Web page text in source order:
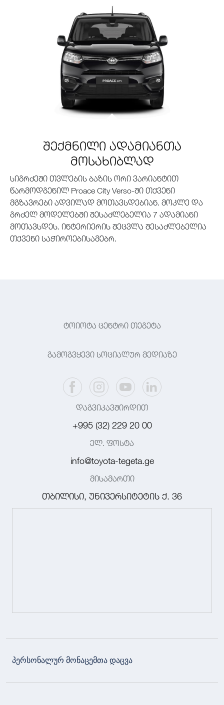
შექმნილი ადამიანთა
მოსახიბლად
სიგრძეში თვლების ბაზის ორი ვარიანტით
წარმოდგენილ Proace City Verso-ში თქვენი
მგზავრები ადვილად მოთავსდებიან. მოკლე და
გრძელ მოდელებში შესაძლებელია 7 ადამიანი
მოთავსდეს. ინტერიერის შეცვლა შესაძლებელია
თქვენი საჭიროებისამებრ.
ტოიოტა ცენტრი თეგეტა
გამოგვყევი სოციალურ მედიაზე
დაგვიკავშირდით
+995 (32) 229 20 00
ელ. ფოსტა
info@toyota-tegeta.ge
მისამართი
თბილისი, უნივერსიტეტის ქ. 36
პერსონალურ მონაცემთა დაცვა